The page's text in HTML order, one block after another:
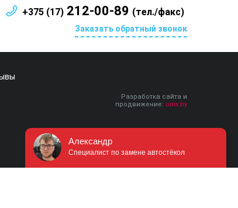
+375 (17)212-00-89 (тел./факс)
Заказать обратный звонок
Разработка сайта и
продвижение: onix.by
Александр
Специалист по замене автостёкол